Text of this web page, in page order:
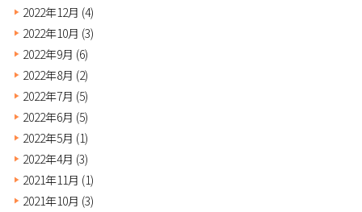
2022年12月 (4)
2022年10月 (3)
2022年9月 (6)
2022年8月 (2)
2022年7月 (5)
2022年6月 (5)
2022年5月 (1)
2022年4月 (3)
2021年11月 (1)
2021年10月 (3)